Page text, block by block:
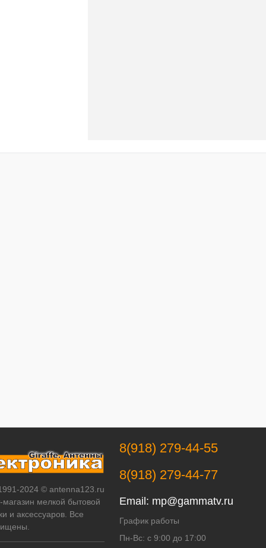
2024 © antenna123.ru
магазин мелкой бытовой
и аксессуаров. Все
8(918) 279-44-55
8(918) 279-44-77
Email: mp@gammatv.ru
График работы
Пн-Вс: с 9:00 до 17:00